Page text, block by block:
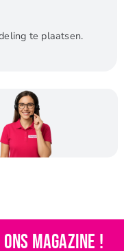
te plaatsen.
magazine !